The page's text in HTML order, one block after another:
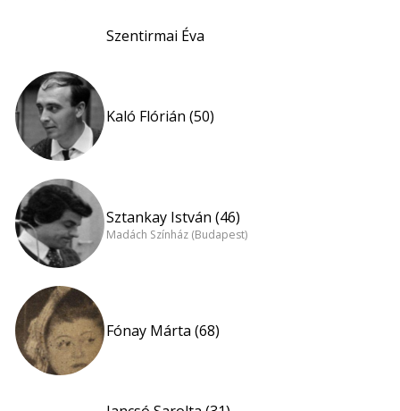
Szentirmai Éva
Kaló Flórián (50)
Sztankay István (46)
Madách Színház (Budapest)
Fónay Márta (68)